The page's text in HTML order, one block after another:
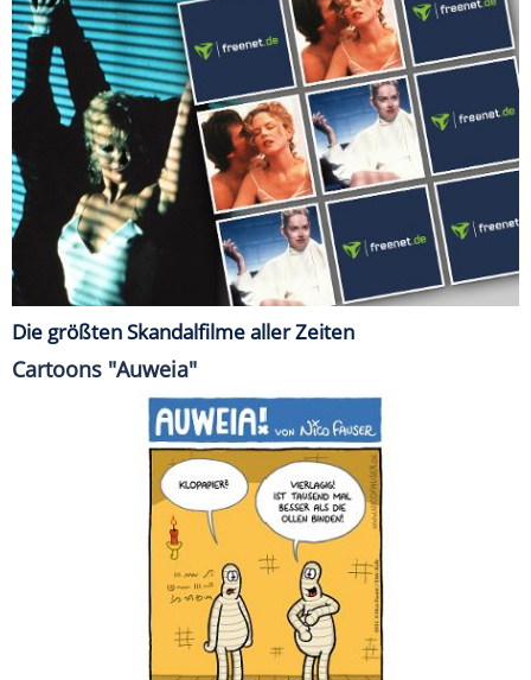
Die größten Skandalfilme aller Zeiten
Cartoons "Auweia"